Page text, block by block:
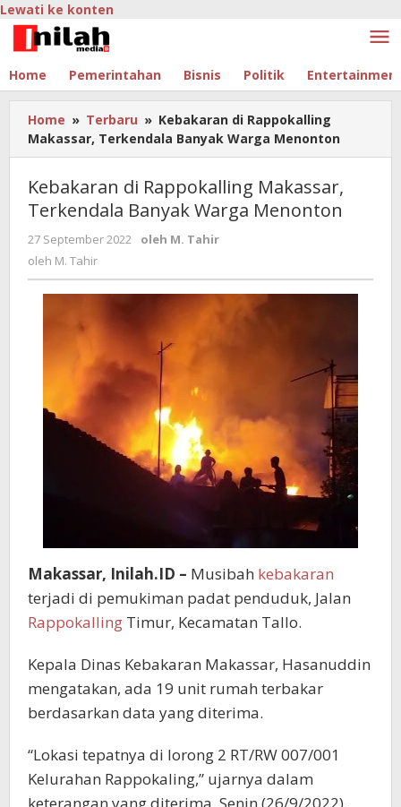
Lewati ke konten
Home Pemerintahan Bisnis Politik
Home » Terbaru » Kebakaran di Rappokalling
Makassar, Terkendala Banyak Warga Menonton
Kebakaran di Rappokalling Makassar,
Terkendala Banyak Warga Menonton
27 September 2022 oleh M. Tahir
oleh M. Tahir
Makassar, Inilah.ID – Musibah kebakaran
terjadi di pemukiman padat penduduk, Jalan
Rappokalling Timur, Kecamatan Tallo.
Kepala Dinas Kebakaran Makassar, Hasanuddin
mengatakan, ada 19 unit rumah terbakar
berdasarkan data yang diterima.
“Lokasi tepatnya di lorong 2 RT/RW 007/001
Kelurahan Rappokaling,” ujarnya dalam